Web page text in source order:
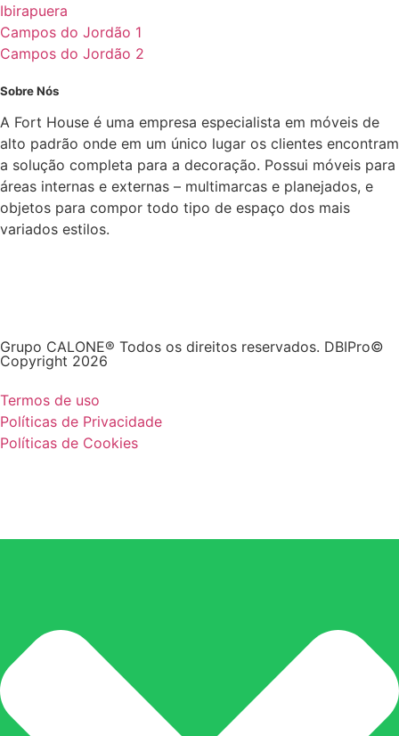
Ibirapuera
Campos do Jordão 1
Campos do Jordão 2
Sobre Nós
A Fort House é uma empresa especialista em móveis de
alto padrão onde em um único lugar os clientes encontram
a solução completa para a decoração. Possui móveis para
áreas internas e externas – multimarcas e planejados, e
objetos para compor todo tipo de espaço dos mais
variados estilos.
Grupo CALONE® Todos os direitos reservados. DBIPro©
Copyright 2026
Termos de uso
Políticas de Privacidade
Políticas de Cookies